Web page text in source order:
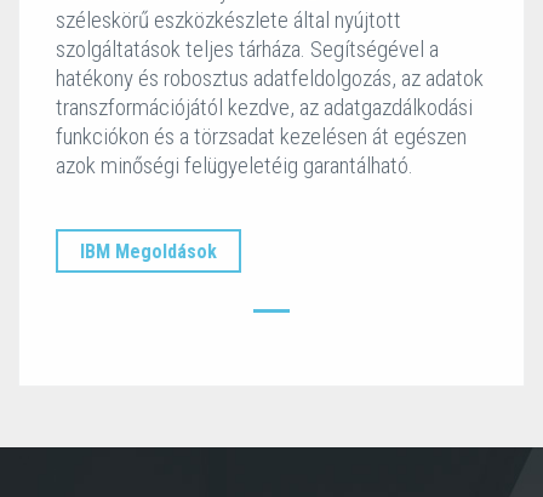
széleskörű eszközkészlete által nyújtott
szolgáltatások teljes tárháza. Segítségével a
hatékony és robosztus adatfeldolgozás, az adatok
transzformációjától kezdve, az adatgazdálkodási
funkciókon és a törzsadat kezelésen át egészen
azok minőségi felügyeletéig garantálható.
IBM Megoldások